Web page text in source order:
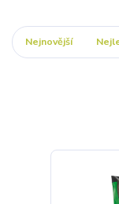
Nejnovější